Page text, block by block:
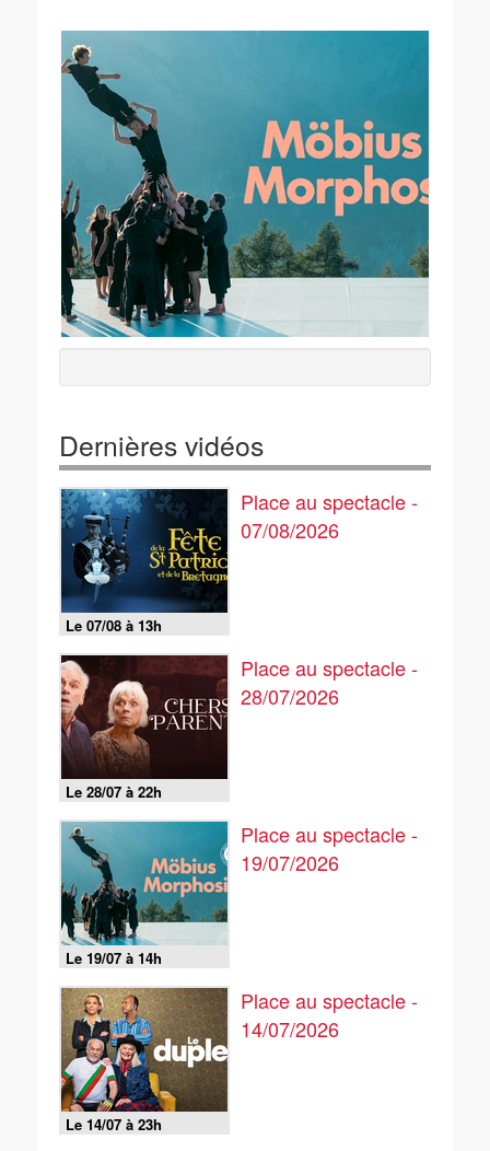
Dernières vidéos
Le 07/08 à 13h
Place au spectacle -
07/08/2026
Le 28/07 à 22h
Place au spectacle -
28/07/2026
Le 19/07 à 14h
Place au spectacle -
19/07/2026
Le 14/07 à 23h
Place au spectacle -
14/07/2026